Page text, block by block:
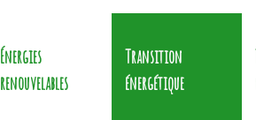
Énergies
renouvelables
Transition
énergétique